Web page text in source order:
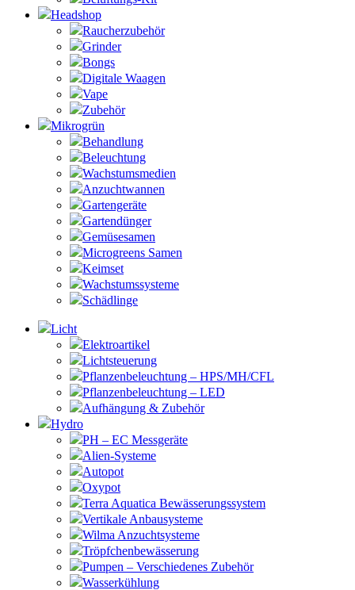
Headshop
Raucherzubehör
Grinder
Bongs
Digitale Waagen
Vape
Zubehör
Mikrogrün
Behandlung
Beleuchtung
Wachstumsmedien
Anzuchtwannen
Gartengeräte
Gartendünger
Gemüsesamen
Microgreens Samen
Keimset
Wachstumssysteme
Schädlinge
Licht
Elektroartikel
Lichtsteuerung
Pflanzenbeleuchtung – HPS/MH/CFL
Pflanzenbeleuchtung – LED
Aufhängung & Zubehör
Hydro
PH – EC Messgeräte
Alien-Systeme
Autopot
Oxypot
Terra Aquatica Bewässerungssystem
Vertikale Anbausysteme
Wilma Anzuchtsysteme
Tröpfchenbewässerung
Pumpen – Verschiedenes Zubehör
Wasserkühlung